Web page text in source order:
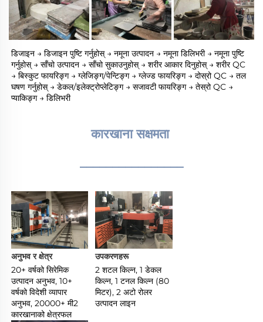
डिजाइन → डिजाइन पुष्टि गर्नुहोस् → नमूना उत्पादन → नमूना डिलिभरी → नमूना पुष्टि
गर्नुहोस् → साँचो उत्पादन → साँचो सुकाउनुहोस् → शरीर आकार दिनुहोस् → शरीर QC
→ बिस्कुट फायरिङ्ग → ग्लेजिङ्ग/पेन्टिङ्ग → ग्लेज्ड फायरिङ्ग → दोस्रो QC → तल
घषण गर्नुहोस् → डेकल/इलेक्ट्रोप्लेटिङ्ग → सजावटी फायरिङ्ग → तेस्रो QC →
प्याकिङ्ग → डिलिभरी
कारखाना सक्षमता
________________
अनुभव र क्षेत्र
20+ वर्षको सिरेमिक
उत्पादन अनुभव, 10+
वर्षको विदेशी व्यापार
अनुभव, 20000+ मी2
कारखानाको क्षेत्रफल
उपकरणहरू
2 शटल किल्न, 1 डेकल
किल्न, 1 टनल किल्न (80
मिटर), 2 अटो रोलर
उत्पादन लाइन